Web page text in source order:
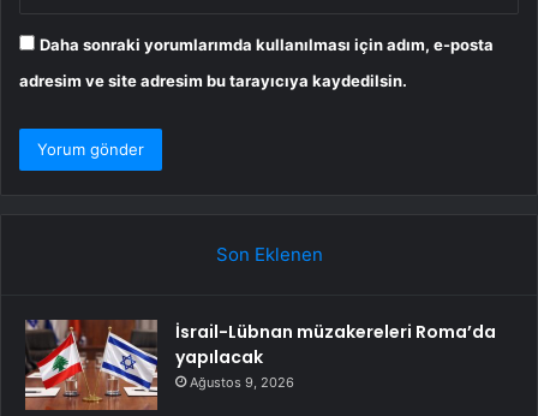
Daha sonraki yorumlarımda kullanılması için adım, e-posta
adresim ve site adresim bu tarayıcıya kaydedilsin.
Son Eklenen
İsrail-Lübnan müzakereleri Roma’da
yapılacak
Ağustos 9, 2026